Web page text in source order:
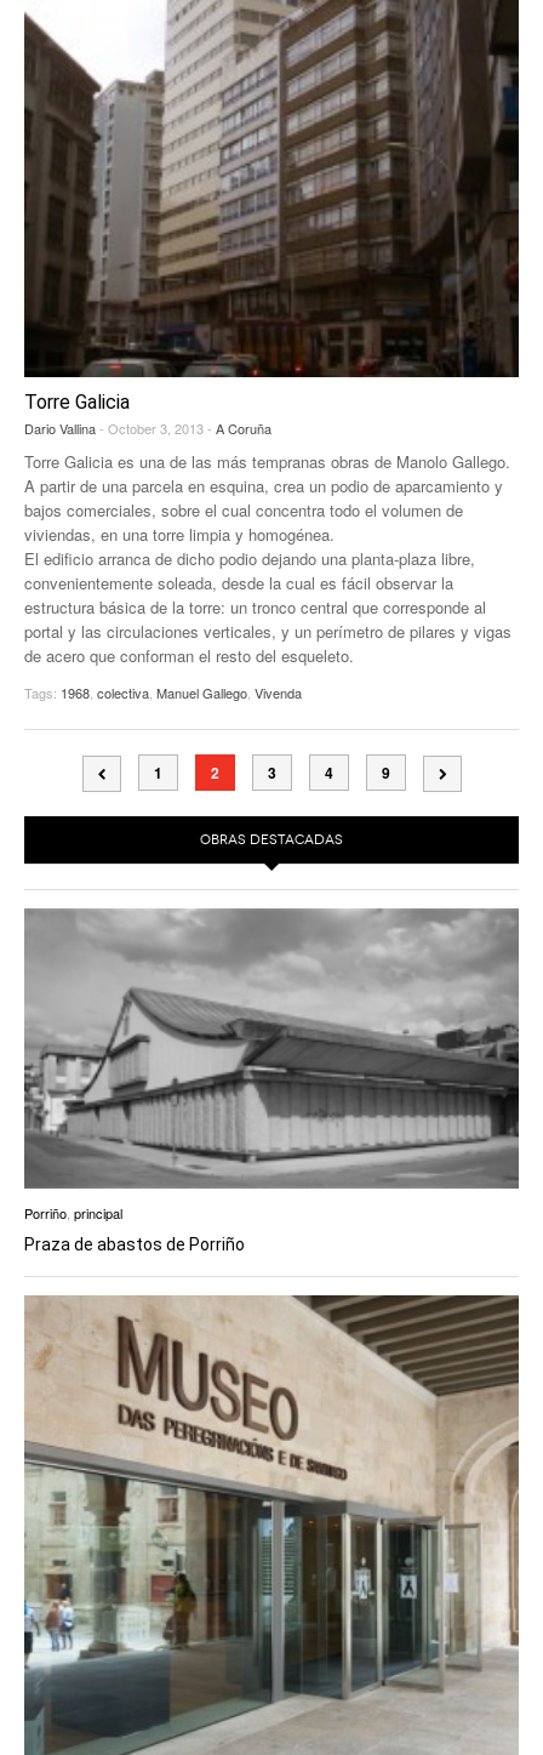
Torre Galicia
Dario Vallina- October 3, 2013 - A Coruña
Torre Galicia es una de las más tempranas obras de Manolo Gallego.
A partir de una parcela en esquina, crea un podio de aparcamiento y
bajos comerciales, sobre el cual concentra todo el volumen de
viviendas, en una torre limpia y homogénea.
El edificio arranca de dicho podio dejando una planta-plaza libre,
convenientemente soleada, desde la cual es fácil observar la
estructura básica de la torre: un tronco central que corresponde al
portal y las circulaciones verticales, y un perímetro de pilares y vigas
de acero que conforman el resto del esqueleto.
Tags: 1968 colectiva Manuel Gallego Vivenda
1 2 3 4 9
OBRAS DESTACADAS
Porriño principal
Praza de abastos de Porriño